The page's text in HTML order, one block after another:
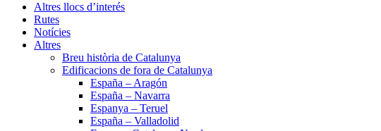
Altres llocs d’interés
Rutes
Notícies
Altres
Breu història de Catalunya
Edificacions de fora de Catalunya
España – Aragón
España – Navarra
Espanya – Teruel
España – Valladolid